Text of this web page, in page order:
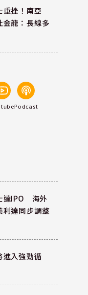
重挫！南亞
金龍：長線多
Podcast
達IPO 海外
利達同步調整
進入強勁循